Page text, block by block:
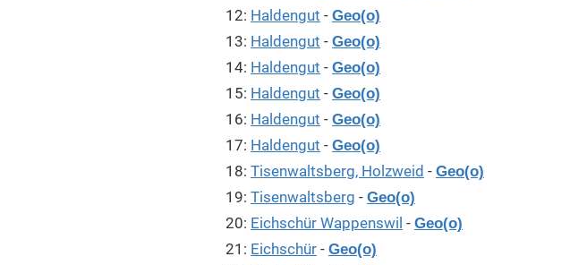
12: Haldengut - Geo(o)
13: Haldengut - Geo(o)
14: Haldengut - Geo(o)
15: Haldengut - Geo(o)
16: Haldengut - Geo(o)
17: Haldengut - Geo(o)
18: Tisenwaltsberg, Holzweid - Geo(o)
19: Tisenwaltsberg - Geo(o)
20: Eichschür Wappenswil - Geo(o)
21: Eichschür - Geo(o)